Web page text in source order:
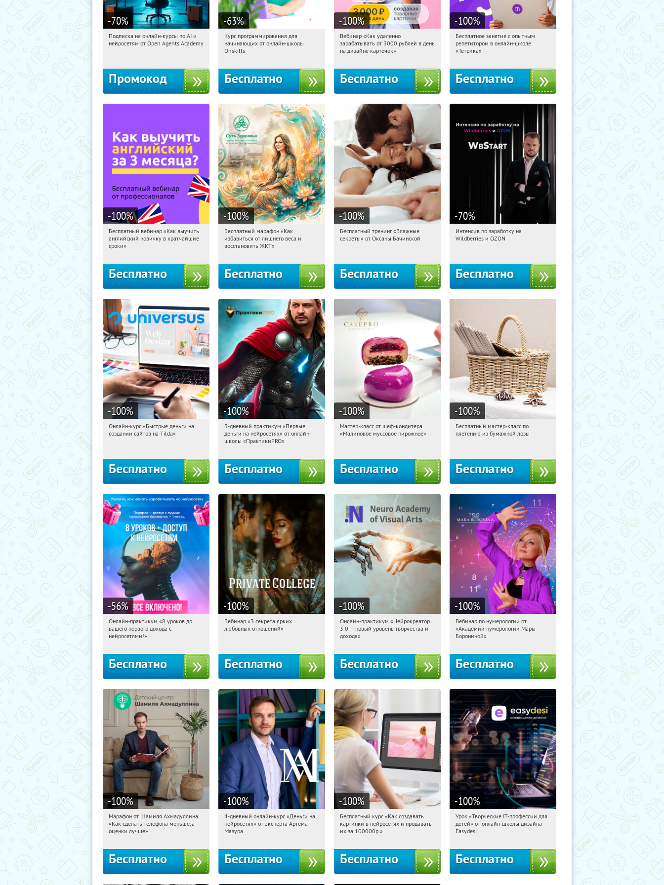
-70%
13:38:37 Получили:
Подписка на онлайн-курсы по AI и
нейросетям от Open Agents Academy
Промокод
-63%
13:38:37 Получили:
Россия
Курс программирования для
начинающих от онлайн-школы
Onskills
Бесплатно
-100%
13:38:37 Получили:
Россия
Вебинар «Как удаленно
зарабатывать от 3000 рублей в день
на дизайне карточек»
Бесплатно
-100%
13:38:37 Получили:
Москва, Россия
Бесплатное занятие с опытным
репетитором в онлайн-школе
«Тетрика»
Бесплатно
-100%
13:38:37 Получили:16
Россия
Бесплатный вебинар «Как выучить
английский новичку в кратчайшие
сроки»
Бесплатно
-100%
13:38:37 Получили:
Россия
Бесплатный марафон «Как
избавиться от лишнего веса и
восстановить ЖКТ»
Бесплатно
-100%
13:38:37 Получили:
Бесплатный тренинг «Влажные
секреты» от Оксаны Бачинской
Бесплатно
-70%
13:38:37 Получили:
Интенсив по заработку на
Wildberries и OZON
Бесплатно
-100%
13:38:37 Получили:
Онлайн-курс «Быстрые деньги на
создании сайтов на Tilda»
Бесплатно
-100%
13:38:37 Получили:
Россия
3-дневный практикум «Первые
деньги на нейросетях» от онлайн-
школы «ПрактикиPRO»
Бесплатно
-100%
13:38:37 Получили:
Мастер-класс от шеф-кондитера
«Малиновое муссовое пирожное»
Бесплатно
-100%
13:38:37 Получили:
Бесплатный мастер-класс по
плетению из бумажной лозы
Бесплатно
-56%
13:38:37 Получили:
Россия
Онлайн-практикум «8 уроков до
вашего первого дохода с
нейросетями!»
Бесплатно
-100%
13:38:37 Получили:
Вебинар «3 секрета ярких
любовных отношений»
Бесплатно
-100%
13:38:37 Получили:20
Россия
Онлайн-практикум «Нейрокреатор
3.0 — новый уровень творчества и
дохода»
Бесплатно
-100%
13:38:37 Получили:
Россия
Вебинар по нумерологии от
«Академии нумерологии Мары
Борониной»
Бесплатно
-100%
13:38:37 Получили:25
Россия
Марафон от Шамиля Ахмадуллина
«Как сделать телефона меньше, а
оценки лучше»
Бесплатно
-100%
13:38:37 Получили: 191
Россия
4-дневный онлайн-курс «Деньги на
нейросетях» от эксперта Артема
Мазура
Бесплатно
-100%
13:38:37 Получили:
Россия
Бесплатный курс «Как создавать
картинки в нейросетях и продавать
их за 100000р.»
Бесплатно
-100%
13:38:37 Получили:53
Россия
Урок «Творческие IT-профессии для
детей» от онлайн-школы дизайна
Easydesi
Бесплатно